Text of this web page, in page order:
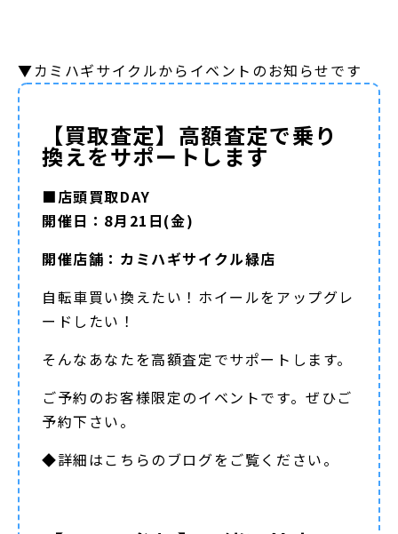
▼カミハギサイクルからイベントのお知らせです
【買取査定】高額査定で乗り
換えをサポートします
■店頭買取DAY
開催日：8月21日(金)
開催店舗：カミハギサイクル緑店
自転車買い換えたい！ホイールをアップグレ
ードしたい！
そんなあなたを高額査定でサポートします。
ご予約のお客様限定のイベントです。ぜひご
予約下さい。
◆詳細はこちらのブログをご覧ください。